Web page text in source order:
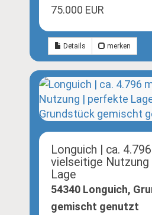
75.000 EUR
Details merken
Longuich | ca. 4.796
vielseitige
Lage
54340 Longuich,
gemischt genutzt